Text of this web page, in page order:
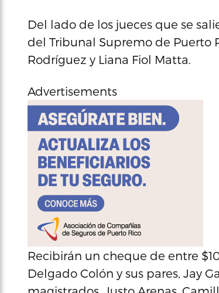
Del lado de los jueces que se
del Tribunal Supremo de Puerto
Rodríguez y Liana Fiol Matta.
Advertisements
Recibirán un cheque de entre
Delgado Colón y sus pares, Jay